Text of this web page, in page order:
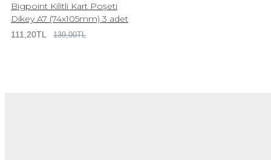
Bigpoint Kilitli Kart Poşeti
Dikey A7 (74x105mm) 3 adet
111,20TL 139,00TL